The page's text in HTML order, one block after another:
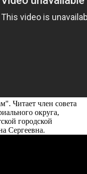
Читает член совета
округа,
городской
Сергеевна.